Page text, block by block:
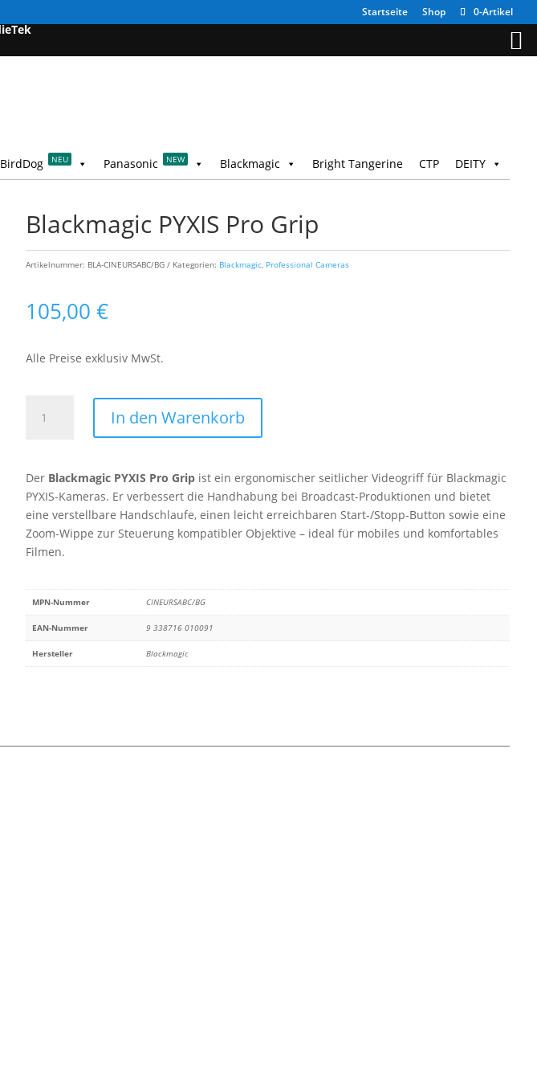
Startseite Shop 0-Artikel
BirdDog NEU Panasonic NEW Blackmagic Bright Tangerine CTP DEITY
Blackmagic PYXIS Pro Grip
Artikelnummer: BLA-CINEURSABC/BG Kategorien: Blackmagic, Professional Cameras
105,00€
Alle Preise exklusiv MwSt.
PYXIS
Menge
In den Warenkorb
Der Blackmagic PYXIS Pro Grip ist ein ergonomischer seitlicher Videogriff für Blackmagic
PYXIS-Kameras. Er verbessert die Handhabung bei Broadcast-Produktionen und bietet
eine verstellbare Handschlaufe, einen leicht erreichbaren Start-/Stopp-Button sowie eine
Zoom-Wippe zur Steuerung kompatibler Objektive – ideal für mobiles und komfortables
Filmen.
MPN-Nummer CINEURSABC/BG
EAN-Nummer 9 338716 010091
Hersteller Blackmagic